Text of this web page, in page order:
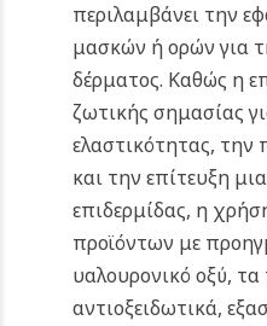
περιλαμβάνει την
μασκών ή ορών για
δέρματος. Καθώς η
ζωτικής σημασίας
ελαστικότητας,
και την επίτευξη
επιδερμίδας, η
προϊόντων με
υαλουρονικό οξύ,
αντιοξειδωτικά,